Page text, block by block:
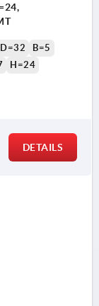
B=5
H=24
DETAILS